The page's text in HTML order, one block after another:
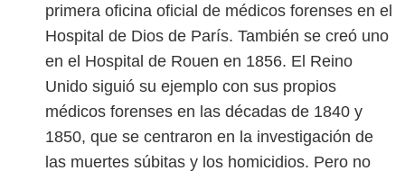
primera oficina oficial de médicos forenses en el
Hospital de Dios de París. También se creó uno
en el Hospital de Rouen en 1856. El Reino
Unido siguió su ejemplo con sus propios
médicos forenses en las décadas de 1840 y
1850, que se centraron en la investigación de
las muertes súbitas y los homicidios. Pero no